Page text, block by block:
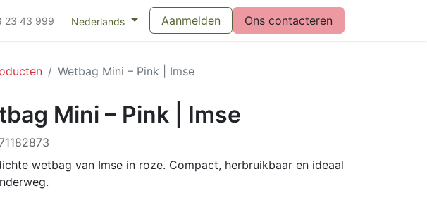
kraamverband Kieswijzer maandverband Vragen over menstruatiecups
23 43 999 Nederlands Aanmelden Ons contacteren
Wetbag Mini – Pink | Imse
Mini – Pink | Imse
wetbag van Imse in roze. Compact, herbruikbaar en ideaal